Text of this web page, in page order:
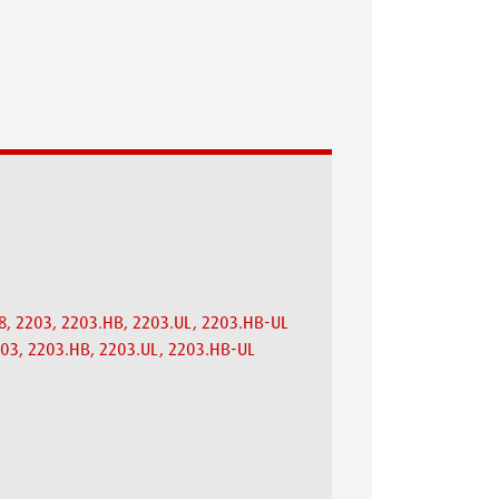
2203, 2203.HB, 2203.UL, 2203.HB-UL
2203.HB, 2203.UL, 2203.HB-UL